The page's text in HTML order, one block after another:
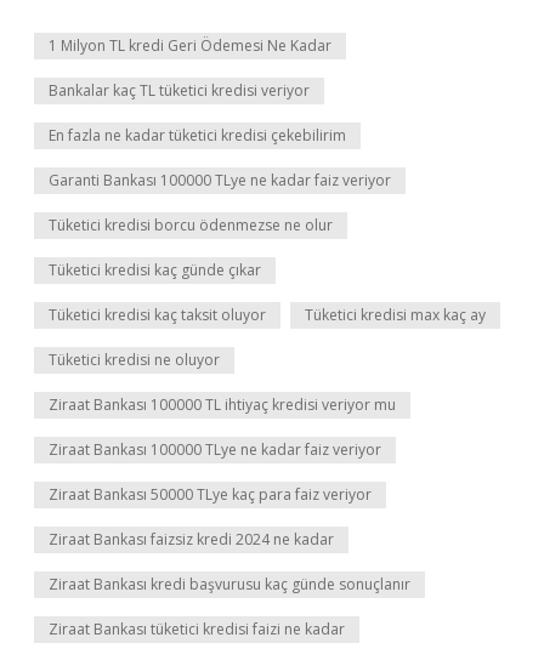
1 Milyon TL kredi Geri Ödemesi Ne Kadar
Bankalar kaç TL tüketici kredisi veriyor
En fazla ne kadar tüketici kredisi çekebilirim
Garanti Bankası 100000 TLye ne kadar faiz veriyor
Tüketici kredisi borcu ödenmezse ne olur
Tüketici kredisi kaç günde çıkar
Tüketici kredisi kaç taksit oluyor Tüketici kredisi max kaç ay
Tüketici kredisi ne oluyor
Ziraat Bankası 100000 TL ihtiyaç kredisi veriyor mu
Ziraat Bankası 100000 TLye ne kadar faiz veriyor
Ziraat Bankası 50000 TLye kaç para faiz veriyor
Ziraat Bankası faizsiz kredi 2024 ne kadar
Ziraat Bankası kredi başvurusu kaç günde sonuçlanır
Ziraat Bankası tüketici kredisi faizi ne kadar